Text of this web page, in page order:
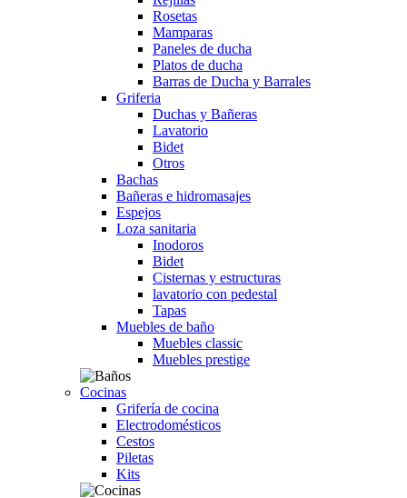
Rosetas
Mamparas
Paneles de ducha
Platos de ducha
Barras de Ducha y Barrales
Griferia
Duchas y Bañeras
Lavatorio
Bidet
Otros
Bachas
Bañeras e hidromasajes
Espejos
Loza sanitaria
Inodoros
Bidet
Cisternas y estructuras
lavatorio con pedestal
Tapas
Muebles de baño
Muebles classic
Muebles prestige
Cocinas
Grifería de cocina
Electrodomésticos
Cestos
Piletas
Kits